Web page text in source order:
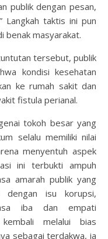
publik dengan pesan,
Langkah taktis ini pun
benak masyarakat.
tersebut, publik
kondisi kesehatan
ke rumah sakit dan
fistula perianal.
tokoh besar yang
selalu memiliki nilai
menyentuh aspek
ini terbukti ampuh
amarah publik yang
dengan isu korupsi,
iba dan empati
kembali melalui bias
sebagai terdakwa, ia